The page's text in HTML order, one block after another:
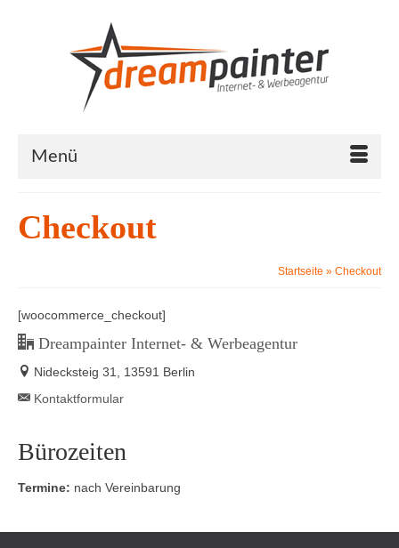
Menü
Checkout
Startseite » Checkout
[woocommerce_checkout]
Dreampainter Internet- & Werbeagentur
Nidecksteig 31, 13591 Berlin
Kontaktformular
Bürozeiten
Termine: nach Vereinbarung